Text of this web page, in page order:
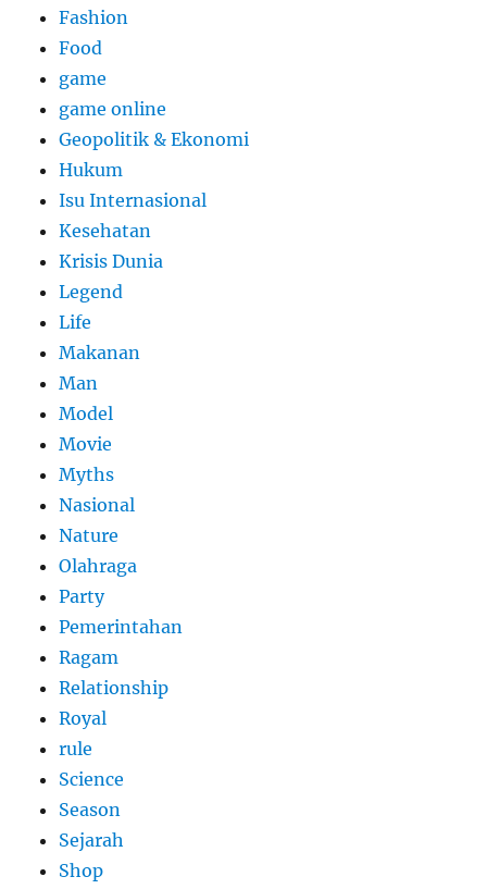
Fashion
Food
game
game online
Geopolitik & Ekonomi
Hukum
Isu Internasional
Kesehatan
Krisis Dunia
Legend
Life
Makanan
Man
Model
Movie
Myths
Nasional
Nature
Olahraga
Party
Pemerintahan
Ragam
Relationship
Royal
rule
Science
Season
Sejarah
Shop